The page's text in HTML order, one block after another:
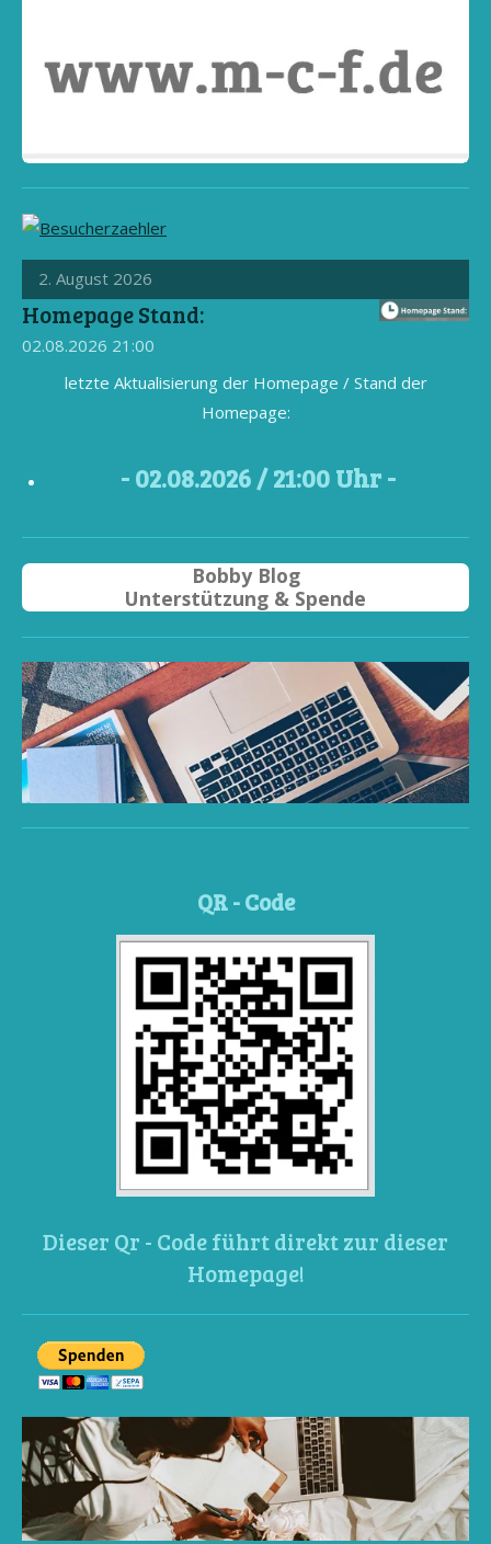
2. August 2026
Homepage Stand:
02.08.2026 21:00
letzte Aktualisierung der Homepage / Stand der
Homepage:
- 02.08.2026 / 21:00 Uhr -
Bobby Blog
Unterstützung & Spende
QR - Code
Dieser Qr - Code führt direkt zur dieser
Homepage!